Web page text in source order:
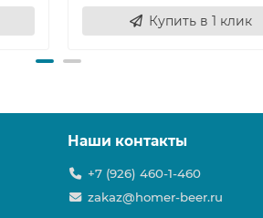
Купить в 1 клик
Наши контакты
+7 (926) 460-1-460
zakaz@homer-beer.ru